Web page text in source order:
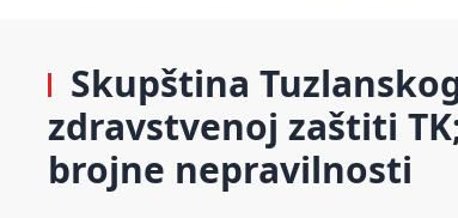
Skupština
zdravstvenoj zaštiti
brojne nepravilnosti